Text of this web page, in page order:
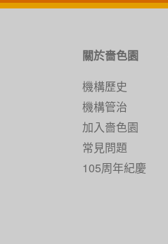
關於嗇色園
機構歷史
機構管治
加入嗇色園
常見問題
105周年紀慶